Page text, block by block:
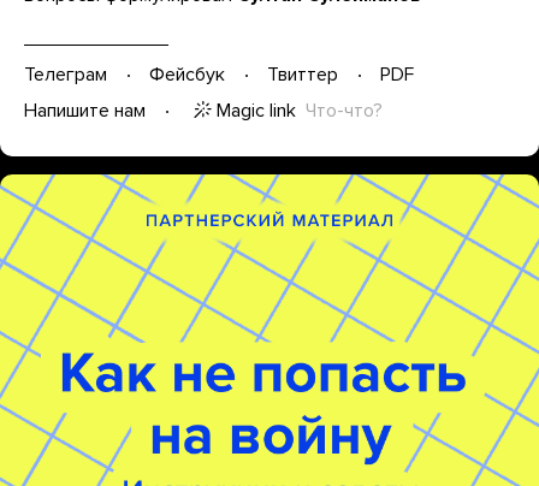
Телеграм Фейсбук Твиттер
PDF
Напишите нам
Magic link Что-что?